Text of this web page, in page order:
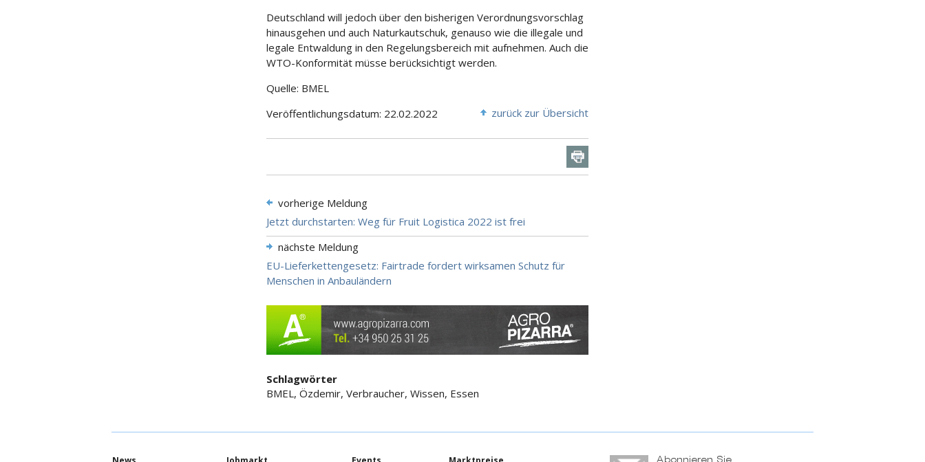
Deutschland will jedoch über den bisherigen Verordnungsvorschlag
hinausgehen und auch Naturkautschuk, genauso wie die illegale und
legale Entwaldung in den Regelungsbereich mit aufnehmen. Auch die
WTO-Konformität müsse berücksichtigt werden.
Quelle: BMEL
Veröffentlichungsdatum: 22.02.2022
zurück zur Übersicht
vorherige Meldung
Jetzt durchstarten: Weg für Fruit Logistica 2022 ist frei
nächste Meldung
EU-Lieferkettengesetz: Fairtrade fordert wirksamen Schutz für
Menschen in Anbauländern
Schlagwörter
BMEL, Özdemir, Verbraucher, Wissen, Essen